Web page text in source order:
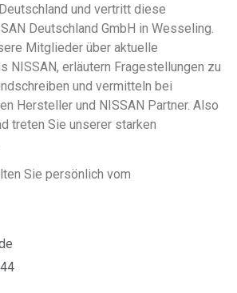
und vertritt diese
Deutschland GmbH in Wesseling.
Mitglieder über aktuelle
NISSAN, erläutern Fragestellungen zu
und vermitteln bei
Hersteller und NISSAN Partner. Also
treten Sie unserer starken
Sie persönlich vom